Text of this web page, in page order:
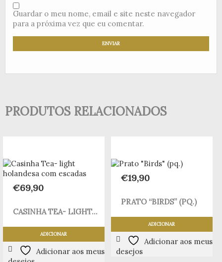
Guardar o meu nome, email e site neste navegador
para a próxima vez que eu comentar.
PRODUTOS RELACIONADOS
€69,90
CASINHA TEA- LIGHT...
ADICIONAR
Adicionar aos meus
€19,90
PRATO “BIRDS” (PQ.)
ADICIONAR
Adicionar aos meus
desejos